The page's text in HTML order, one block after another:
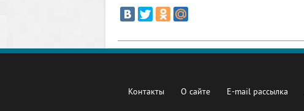
Контакты О сайте E-mail рассылка